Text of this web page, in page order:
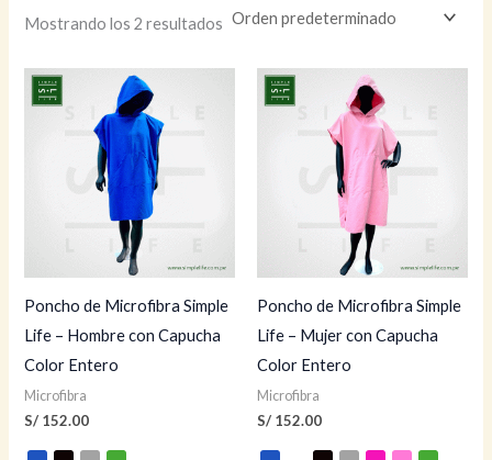
Mostrando los 2 resultados
Poncho de Microfibra Simple
Life – Hombre con Capucha
Color Entero
Microfibra
S/ 152.00
Poncho de Microfibra Simple
Life – Mujer con Capucha
Color Entero
Microfibra
S/ 152.00